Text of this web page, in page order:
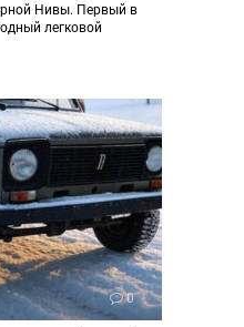
Нивы. Первый в
легковой
0